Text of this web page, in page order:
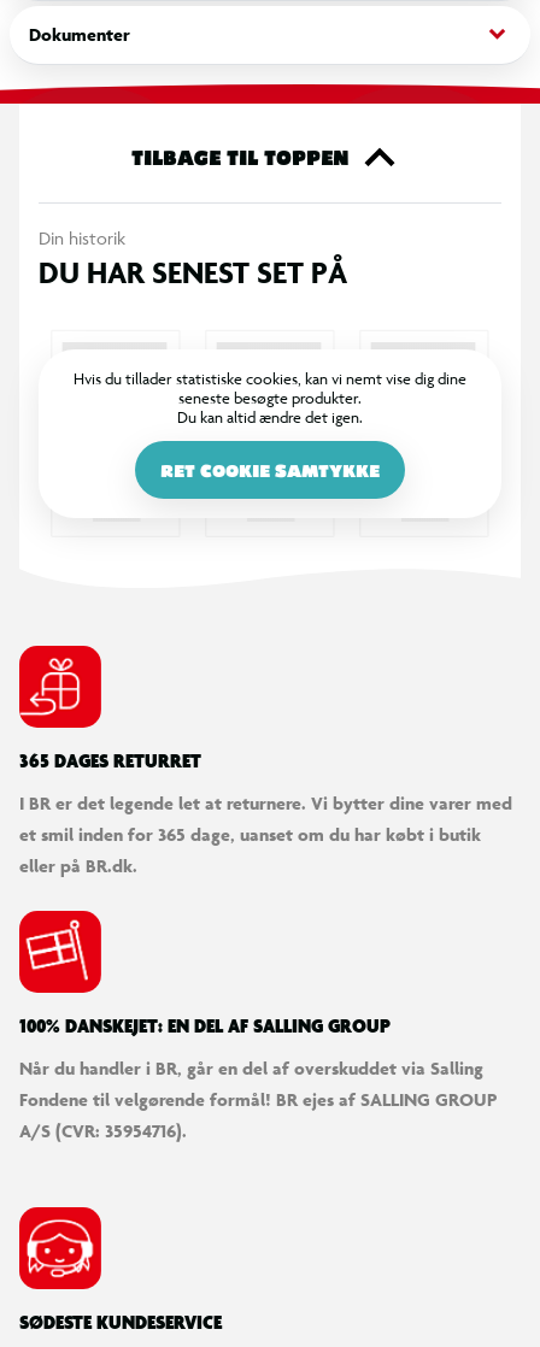
garanteres.
Dokumenter keyboard_arrow_down
TILBAGE TIL TOPPEN
Din historik
DU HAR SENEST SET PÅ
Hvis du tillader statistiske cookies, kan vi nemt vise dig dine
seneste besøgte produkter.
Du kan altid ændre det igen.
RET COOKIE SAMTYKKE
365 DAGES RETURRET
I BR er det legende let at returnere. Vi bytter dine varer med
et smil inden for 365 dage, uanset om du har købt i butik
eller på BR.dk.
100% DANSKEJET: EN DEL AF SALLING GROUP
Når du handler i BR, går en del af overskuddet via Salling
Fondene til velgørende formål! BR ejes af SALLING GROUP
A/S (CVR: 35954716).
SØDESTE KUNDESERVICE